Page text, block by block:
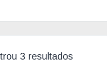
3 resultados